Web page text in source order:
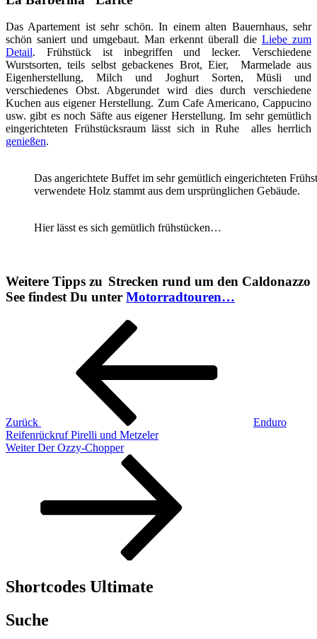
Das Apartement ist sehr schön. In einem alten Bauernhaus, sehr
schön saniert und umgebaut. Man erkennt überall die Liebe zum
Detail. Frühstück ist inbegriffen und lecker. Verschiedene
Wurstsorten, teils selbst gebackenes Brot, Eier, Marmelade aus
Eigenherstellung, Milch und Joghurt Sorten, Müsli und
verschiedenes Obst. Abgerundet wird dies durch verschiedene
Kuchen aus eigener Herstellung. Zum Cafe Americano, Cappucino
usw. gibt es noch Säfte aus eigener Herstellung. Im sehr gemütlich
eingerichteten Frühstücksraum lässt sich in Ruhe alles herrlich
genießen.
Das angerichtete Buffet im sehr gemütlich eingerichteten
verwendete Holz stammt aus dem ursprünglichen Gebäude.
Hier lässt es sich gemütlich frühstücken…
Weitere Tipps zu Strecken rund um den Caldonazzo
See findest Du unter Motorradtouren…
Beitragsnavigation
Zurück
Enduro
Reifenrückruf Pirelli und Metzeler
Nächster
Weiter Der Ozzy-Chopper
Shortcodes Ultimate
Suche